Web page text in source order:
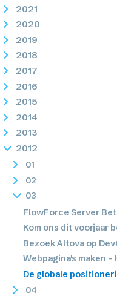
2021
2020
2019
2018
2017
2016
2015
2014
2013
2012
01
02
03
FlowForce Server
Kom ons dit voorjaar
Bezoek Altova op
Webpagina's maken
De globale
04